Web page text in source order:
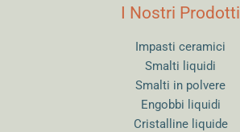
I Nostri Prodotti
Impasti ceramici
Smalti liquidi
Smalti in polvere
Engobbi liquidi
Cristalline liquide